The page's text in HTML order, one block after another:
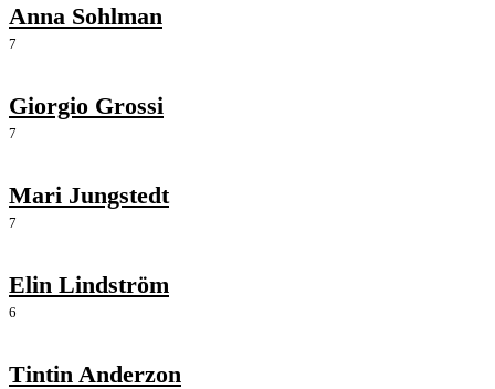
Anna Sohlman
7
Giorgio Grossi
7
Mari Jungstedt
7
Elin Lindström
6
Tintin Anderzon